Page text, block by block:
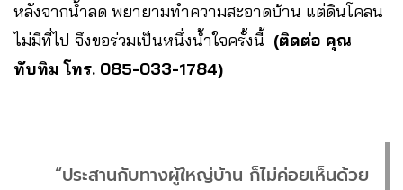
หลังจากน้ำลด พยายามทำความสะอาดบ้าน แต่ดินโคลน
ไม่มีที่ไป จึงขอร่วมเป็นหนึ่งน้ำใจครั้งนี้ (ติดต่อ คุณ
ทับทิม โทร. 085-033-1784)
“ประสานกับทางผู้ใหญ่บ้าน ก็ไม่ค่อยเห็นด้วย